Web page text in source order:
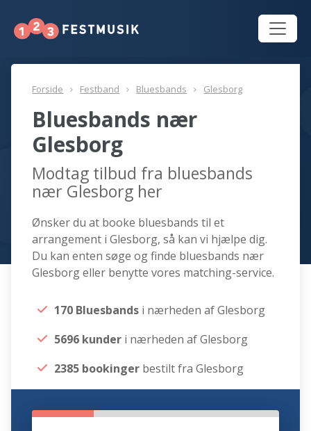
Forside Festband Bluesbands Glesborg
Bluesbands nær
Glesborg
Modtag tilbud fra bluesbands
nær Glesborg her
Ønsker du at booke bluesbands til et
arrangement i Glesborg, så kan vi hjælpe dig.
Du kan enten søge og finde bluesbands nær
Glesborg eller benytte vores matching-service.
170 Bluesbands i nærheden af Glesborg
5696 kunder i nærheden af Glesborg
2385 bookinger bestilt fra Glesborg